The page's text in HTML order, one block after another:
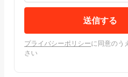
送信する
プライバシーポリシーに同意のう
さい